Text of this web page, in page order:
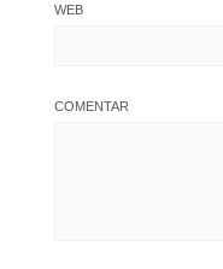
WEB
COMENTAR